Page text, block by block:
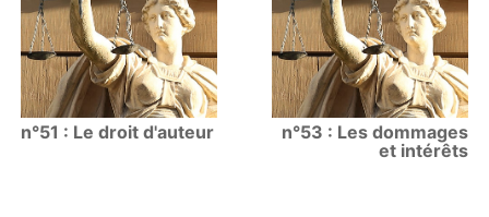
n°51 : Le droit d'auteur
n°53 : Les dommages
et intérêts